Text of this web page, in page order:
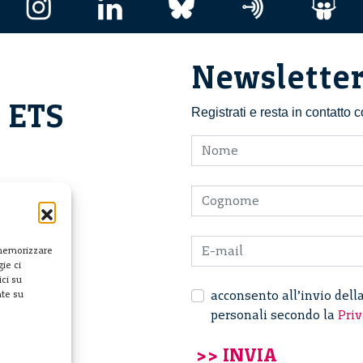
ci
su
su
Registrati e resta in contatto
acconsento all’invio
personali secondo la